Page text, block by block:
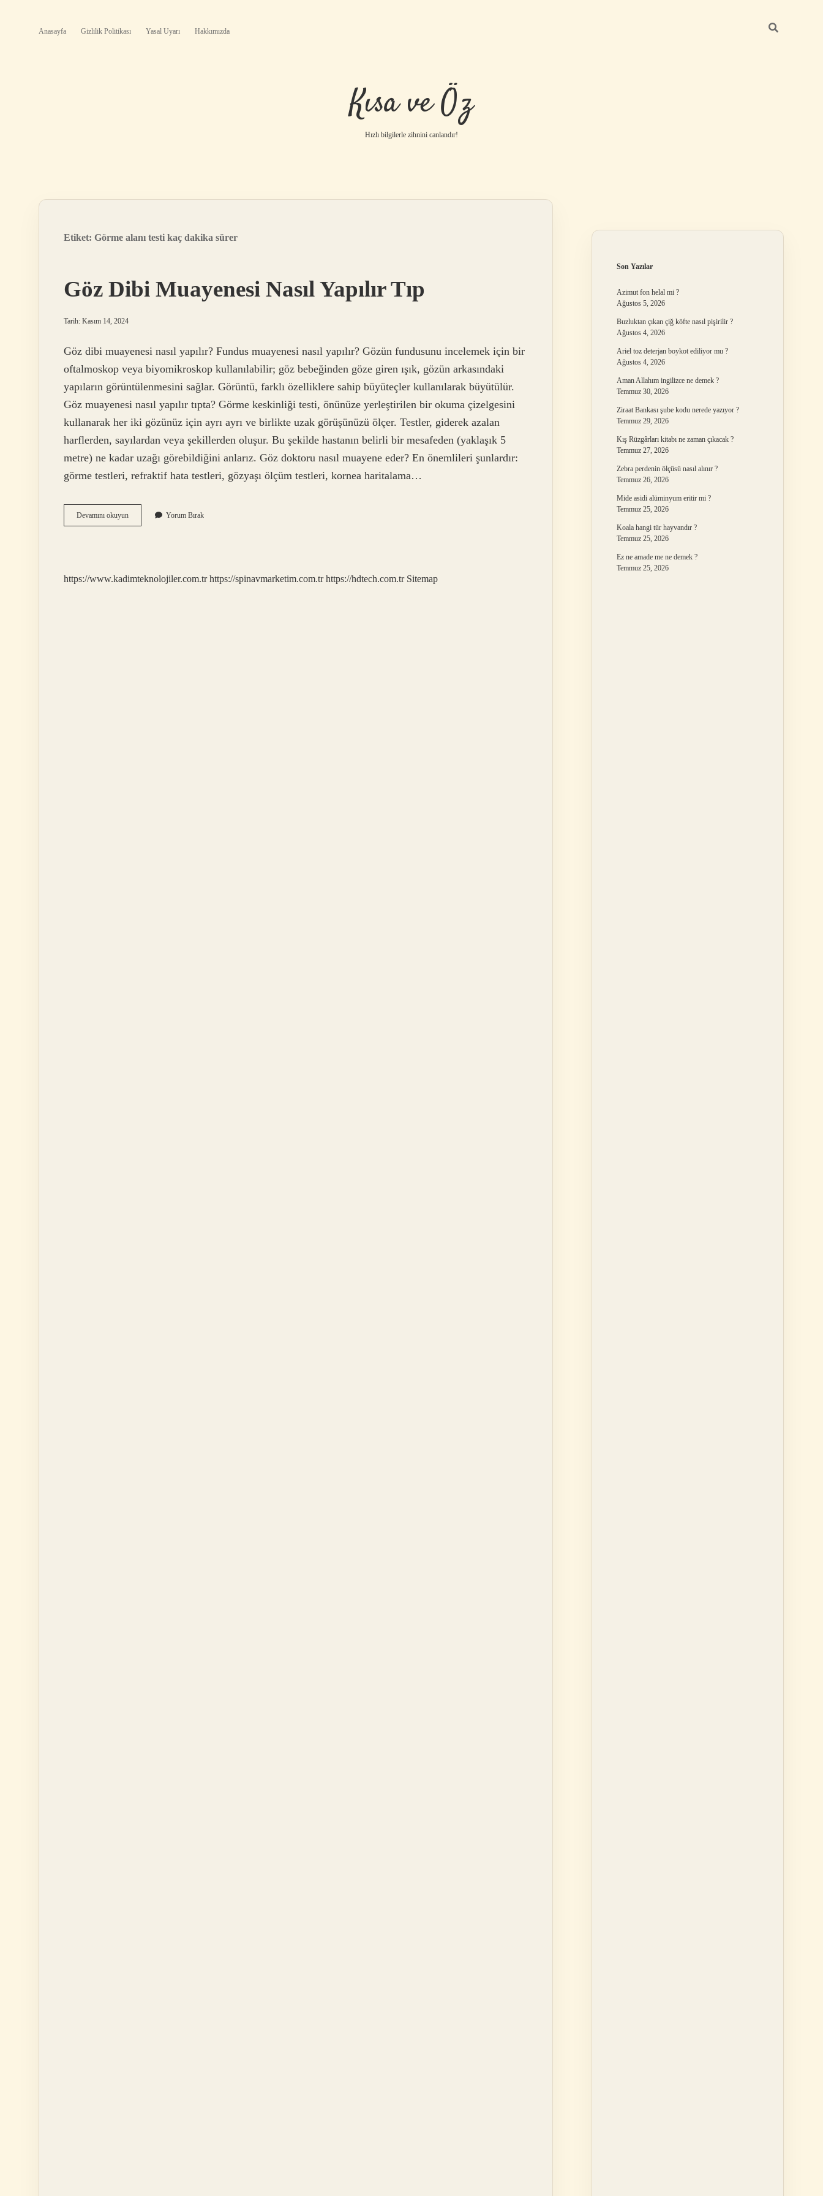
Anasayfa Gizlilik Politikası Yasal Uyarı Hakkımızda
Kısa ve Öz
Hızlı bilgilerle zihnini canlandır!
Etiket: Görme alanı testi kaç dakika sürer
Göz Dibi Muayenesi Nasıl Yapılır Tıp
Tarih: Kasım 14, 2024
Göz dibi muayenesi nasıl yapılır? Fundus muayenesi nasıl yapılır? Gözün fundusunu incelemek için bir
oftalmoskop veya biyomikroskop kullanılabilir; göz bebeğinden göze giren ışık, gözün arkasındaki
yapıların görüntülenmesini sağlar. Görüntü, farklı özelliklere sahip büyüteçler kullanılarak büyütülür.
Göz muayenesi nasıl yapılır tıpta? Görme keskinliği testi, önünüze yerleştirilen bir okuma çizelgesini
kullanarak her iki gözünüz için ayrı ayrı ve birlikte uzak görüşünüzü ölçer. Testler, giderek azalan
harflerden, sayılardan veya şekillerden oluşur. Bu şekilde hastanın belirli bir mesafeden (yaklaşık 5
metre) ne kadar uzağı görebildiğini anlarız. Göz doktoru nasıl muayene eder? En önemlileri şunlardır:
görme testleri, refraktif hata testleri, gözyaşı ölçüm testleri, kornea haritalama…
Devamını okuyunGöz
Dibi
Yorum Bırak
https://www.kadimteknolojiler.com.tr https://spinavmarketim.com.tr https://hdtech.com.tr Sitemap
Son Yazılar
Azimut fon helal mi ?
Ağustos 5, 2026
Buzluktan çıkan çiğ köfte nasıl pişirilir ?
Ağustos 4, 2026
Ariel toz deterjan boykot ediliyor mu ?
Ağustos 4, 2026
Aman Allahım ingilizce ne demek ?
Temmuz 30, 2026
Ziraat Bankası şube kodu nerede yazıyor ?
Temmuz 29, 2026
Kış Rüzgârları kitabı ne zaman çıkacak ?
Temmuz 27, 2026
Zebra perdenin ölçüsü nasıl alınır ?
Temmuz 26, 2026
Mide asidi alüminyum eritir mi ?
Temmuz 25, 2026
Koala hangi tür hayvandır ?
Temmuz 25, 2026
Ez ne amade me ne demek ?
Temmuz 25, 2026